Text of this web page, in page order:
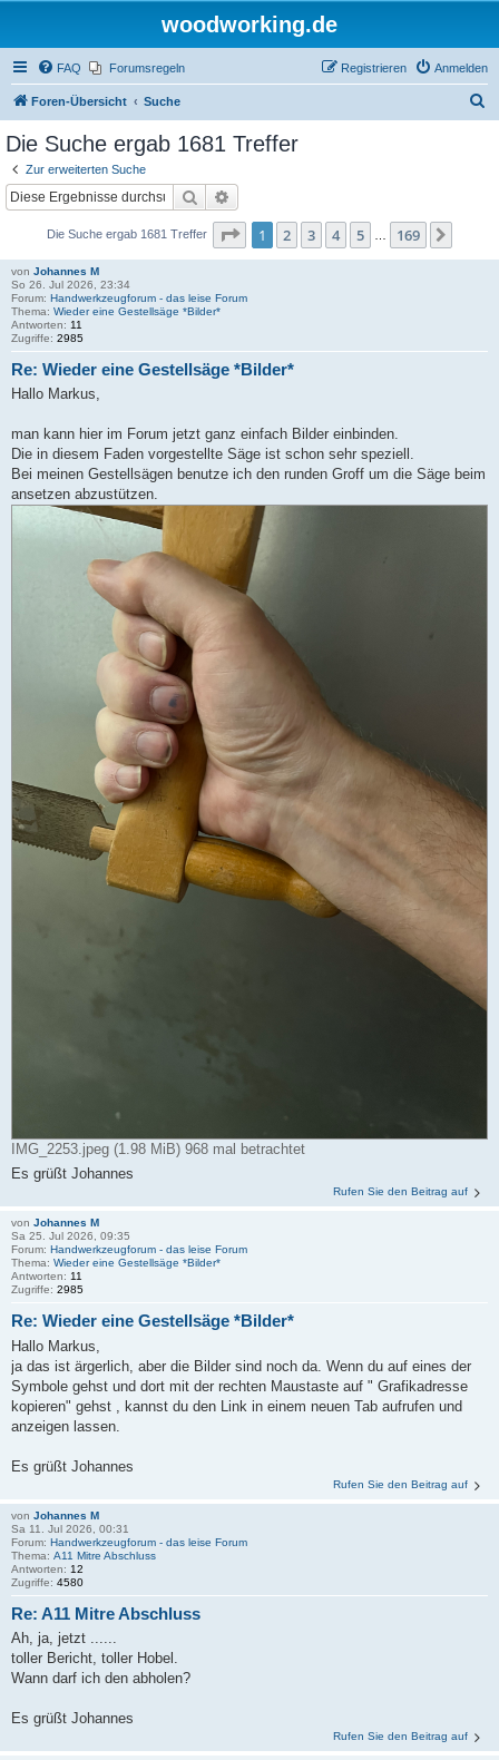
woodworking.de
FAQ Forumsregeln Anmelden
Registrieren
Foren-Übersicht Suche
Die Suche ergab 1681 Treffer
Zur erweiterten Suche
Suche
Die Suche ergab 1681 Treffer Seite 1von 169
1 2 3 4 5 169
von Johannes M
So 26. Jul 2026, 23:34
Forum: Handwerkzeugforum - das leise Forum
Thema: Wieder eine Gestellsäge *Bilder*
Antworten: 11
Zugriffe: 2985
Re: Wieder eine Gestellsäge *Bilder*
Hallo Markus,
man kann hier im Forum jetzt ganz einfach Bilder einbinden.
Die in diesem Faden vorgestellte Säge ist schon sehr speziell.
Bei meinen Gestellsägen benutze ich den runden Groff um die Säge beim
ansetzen abzustützen.
IMG_2253.jpeg (1.98 MiB) 968 mal betrachtet
Es grüßt Johannes
Rufen Sie den Beitrag auf
von Johannes M
Sa 25. Jul 2026, 09:35
Forum: Handwerkzeugforum - das leise Forum
Thema: Wieder eine Gestellsäge *Bilder*
Antworten: 11
Zugriffe: 2985
Re: Wieder eine Gestellsäge *Bilder*
Hallo Markus,
ja das ist ärgerlich, aber die Bilder sind noch da. Wenn du auf eines der
Symbole gehst und dort mit der rechten Maustaste auf " Grafikadresse
kopieren" gehst , kannst du den Link in einem neuen Tab aufrufen und
anzeigen lassen.
Es grüßt Johannes
Rufen Sie den Beitrag auf
von Johannes M
Sa 11. Jul 2026, 00:31
Forum: Handwerkzeugforum - das leise Forum
Thema: A11 Mitre Abschluss
Antworten: 12
Zugriffe: 4580
Re: A11 Mitre Abschluss
Ah, ja, jetzt ......
toller Bericht, toller Hobel.
Wann darf ich den abholen?
Es grüßt Johannes
Rufen Sie den Beitrag auf